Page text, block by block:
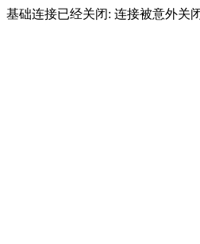
基础连接已经关闭: 连接被意外关闭